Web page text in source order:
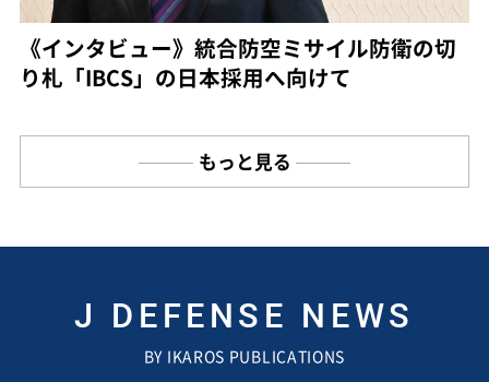
《インタビュー》統合防空ミサイル防衛の切
り札「IBCS」の日本採用へ向けて
もっと見る
J DEFENSE NEWS
BY IKAROS PUBLICATIONS